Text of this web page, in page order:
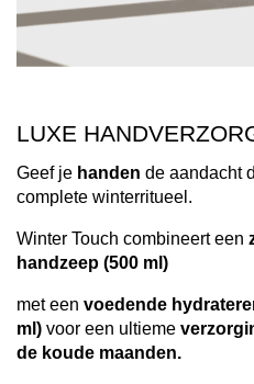
LUXE
Geef je handen de aandacht
complete winterritueel.
Winter Touch combineert een
handzeep (500 ml)
met een voedende
ml) voor een ultieme
de koude maanden.